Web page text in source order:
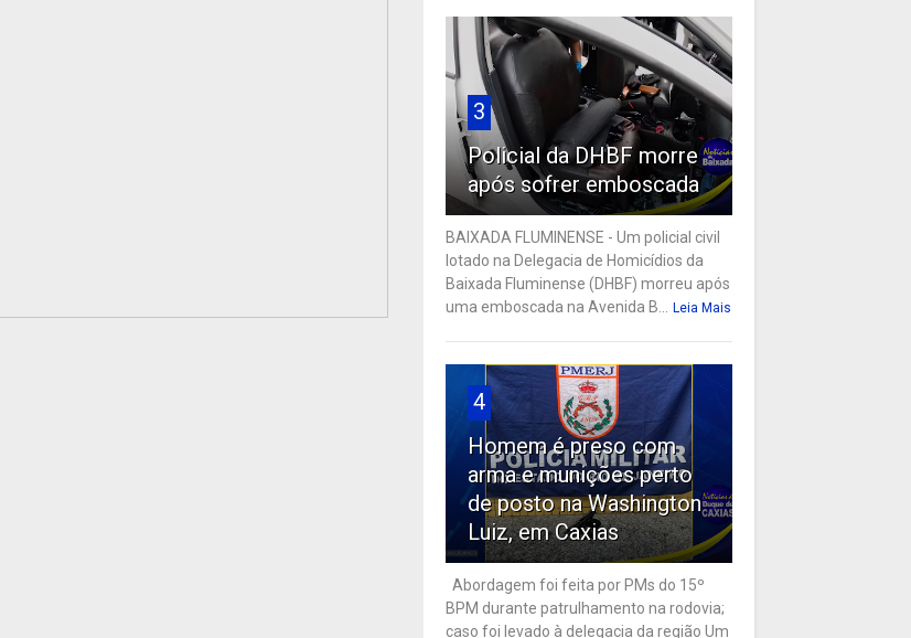
3
Policial da DHBF morre
após sofrer emboscada
BAIXADA FLUMINENSE - Um policial civil
lotado na Delegacia de Homicídios da
Baixada Fluminense (DHBF) morreu após
uma emboscada na Avenida B...
Leia Mais
4
Homem é preso com
arma e munições perto
de posto na Washington
Luiz, em Caxias
Abordagem foi feita por PMs do 15º
BPM durante patrulhamento na rodovia;
caso foi levado à delegacia da região Um